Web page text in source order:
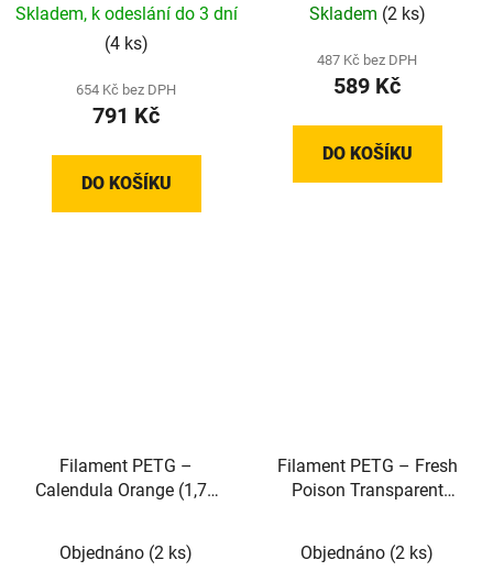
Skladem, k odeslání do 3 dní
(4 ks)
654 Kč bez DPH
791 Kč
DO KOŠÍKU
Skladem (2 ks)
487 Kč bez DPH
589 Kč
DO KOŠÍKU
Filament PETG –
Calendula Orange (1,75
Objednáno (2 ks)
Filament PETG – Fresh
Poison Transparent
Objednáno (2 ks)